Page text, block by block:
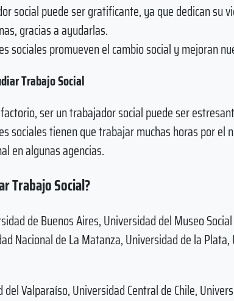
social puede ser gratificante, ya que dedican su
gracias a ayudarlas.
sociales promueven el cambio social y mejoran
Trabajo Social
ser un trabajador social puede ser
sociales tienen que trabajar muchas horas por el
en algunas agencias.
Trabajo Social?
de Buenos Aires, Universidad del Museo
Nacional de La Matanza, Universidad de la
del Valparaíso, Universidad Central de Chile,